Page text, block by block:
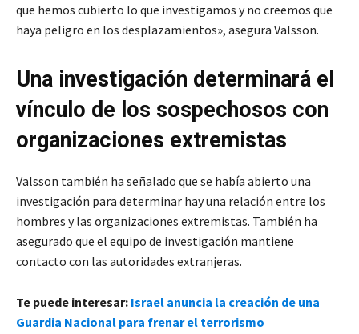
que hemos cubierto lo que investigamos y no creemos que
haya peligro en los desplazamientos», asegura Valsson.
Una investigación determinará el
vínculo de los sospechosos con
organizaciones extremistas
Valsson también ha señalado que se había abierto una
investigación para determinar hay una relación entre los
hombres y las organizaciones extremistas. También ha
asegurado que el equipo de investigación mantiene
contacto con las autoridades extranjeras.
Te puede interesar: Israel anuncia la creación de una
Guardia Nacional para frenar el terrorismo